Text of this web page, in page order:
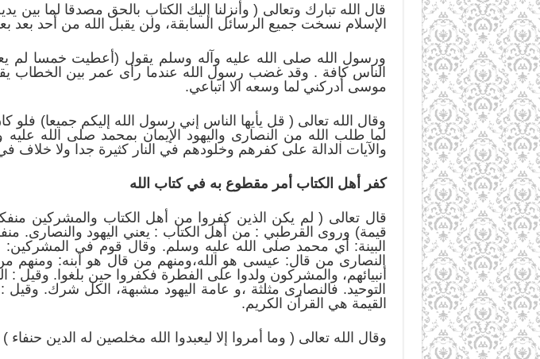
قال الله تبارك وتعالى ( وأنزلنا إليك الكتاب بالحق مصدقا لما بين
الإسلام نسخت جميع الرسائل السابقة، ولن يقبل الله من أحد بعد
ورسول الله صلى الله عليه وآله وسلم يقول (أعطيت خمسا
الناس كافة . وقد غضب رسول الله عندما رأى عمر بين الخطاب
موسى أدركني لما وسعه الا اتباعي.
وقال الله تعالى ( قل يأيها الناس إني رسول الله إليكم جميعا) فلو
لما طلب الله من النصارى واليهود الإيمان بمحمد صلى الله عليه
والآيات الدالة على كفرهم وخلودهم في النار كثيرة جدا ولا خلاف
كفر أهل الكتاب أمر مقطوع به في كتاب الله
قال تعالى ( لم يكن الذين كفروا من أهل الكتاب والمشركين
قيمة) وروى القرطبي : من أهل الكتاب : يعني اليهود والنصارى.
البينة: أي محمد صلى الله عليه وسلم. وقال قوم في
النصارى من قال: عيسى هو الله،ومنهم من قال هو ابنه: ومنهم
أنبيائهم، والمشركون ولدوا على الفطرة فكفروا حين بلغوا. وقيل :
التوحيد. فالنصارى مثلثة ،و عامة اليهود مشبهة، الكل شرك.
القيمة هي القرآن الكريم.
وقال الله تعالى ( وما أمروا إلا ليعبدوا الله مخلصين له الدين